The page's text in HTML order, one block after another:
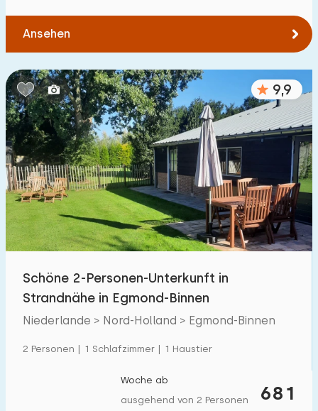
Ansehen
9,9
Schöne 2-Personen-Unterkunft in
Strandnähe in Egmond-Binnen
Niederlande > Nord-Holland > Egmond-Binnen
2 Personen | 1 Schlafzimmer | 1 Haustier
681
Woche ab
ausgehend von 2 Personen